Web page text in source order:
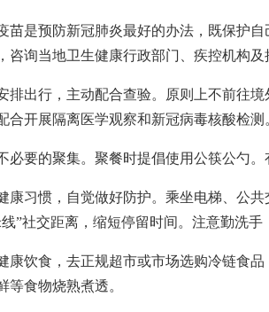
苗是预防新冠肺炎最好的办法，既保护
咨询当地卫生健康行政部门、疾控机构及
排出行，主动配合查验。原则上不前往
合开展隔离医学观察和新冠病毒核酸检测
必要的聚集。聚餐时提倡使用公筷公勺
康习惯，自觉做好防护。乘坐电梯、公
”社交距离，缩短停留时间。注意勤洗
康饮食，去正规超市或市场选购冷链食
等食物烧熟煮透。